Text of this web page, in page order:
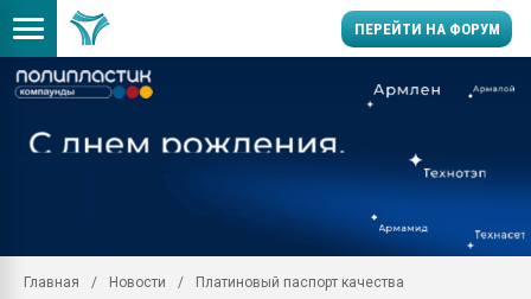
ПЕРЕЙТИ НА ФОРУМ
заводу пластмасс"
Помощь в подборе
Главная Новости Платиновый паспорт качества